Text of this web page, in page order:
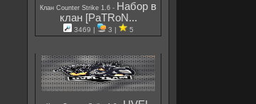
Клан Counter Strike 1.6 - Набор в
клан [PaTRoN...
3469 | 3 | 5